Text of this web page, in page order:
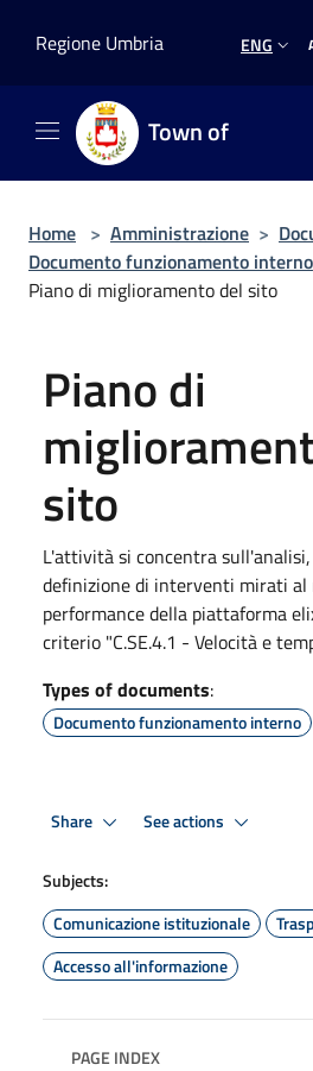
Regione Umbria
ENG
Town of
Home > Amministrazione >
Documento funzionamento interno
Piano di miglioramento del sito
Piano di
sito
L'attività si concentra
definizione di interventi mirati al
performance della piattaforma
criterio "C.SE.4.1 - Velocità e
Types of documents:
Documento funzionamento interno
Share See actions
Subjects:
Comunicazione istituzionale
Accesso all'informazione
PAGE INDEX